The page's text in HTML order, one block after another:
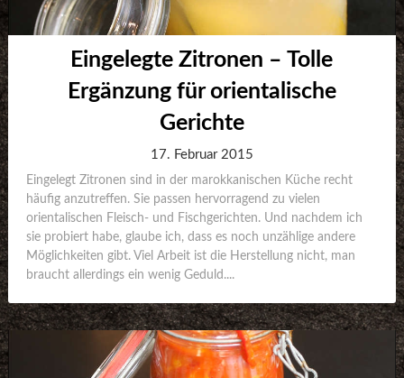
Eingelegte Zitronen – Tolle
Ergänzung für orientalische
Gerichte
17. Februar 2015
Eingelegt Zitronen sind in der marokkanischen Küche recht
häufig anzutreffen. Sie passen hervorragend zu vielen
orientalischen Fleisch- und Fischgerichten. Und nachdem ich
sie probiert habe, glaube ich, dass es noch unzählige andere
Möglichkeiten gibt. Viel Arbeit ist die Herstellung nicht, man
braucht allerdings ein wenig Geduld....